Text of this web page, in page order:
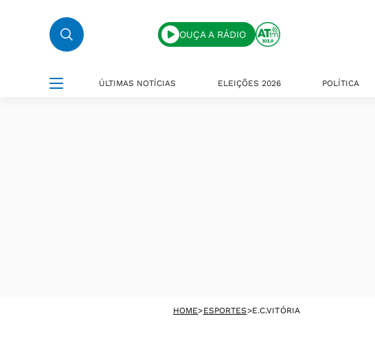
OUÇA A RÁDIO
ÚLTIMAS NOTÍCIAS ELEIÇÕES 2026 POLÍTICA
HOME>ESPORTES>E.C.VITÓRIA